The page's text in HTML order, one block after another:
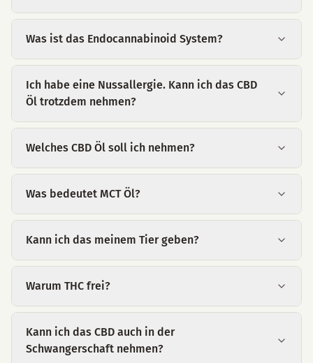
Was ist das Endocannabinoid System?
Ich habe eine Nussallergie. Kann ich das CBD
Öl trotzdem nehmen?
Welches CBD Öl soll ich nehmen?
Was bedeutet MCT Öl?
Kann ich das meinem Tier geben?
Warum THC frei?
Kann ich das CBD auch in der
Schwangerschaft nehmen?